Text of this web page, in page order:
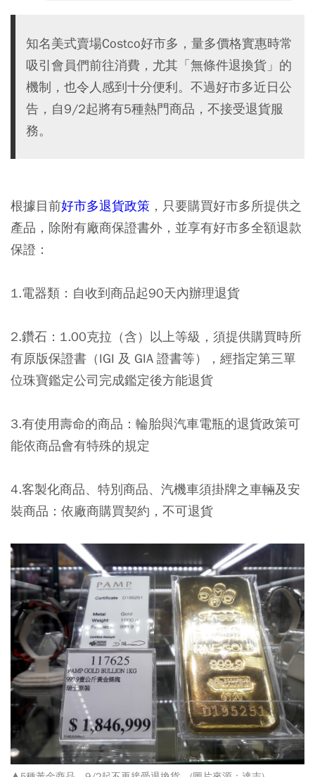
知名美式賣場Costco好市多，量多價格實惠時常
吸引會員們前往消費，尤其「無條件退換貨」的
機制，也令人感到十分便利。不過好市多近日公
告，自9/2起將有5種熱門商品，不接受退貨服
務。
根據目前好市多退貨政策 ，只要購買好市多所提供之
產品，除附有廠商保證書外，並享有好市多全額退款
保證：
1.電器類：自收到商品起90天內辦理退貨
2.鑽石：1.00克拉（含）以上等級，須提供購買時所
有原版保證書（IGI 及 GIA 證書等），經指定第三單
位珠寶鑑定公司完成鑑定後方能退貨
3.有使用壽命的商品：輪胎與汽車電瓶的退貨政策可
能依商品會有特殊的規定
4.客製化商品、特別商品、汽機車須掛牌之車輛及安
裝商品：依廠商購買契約，不可退貨